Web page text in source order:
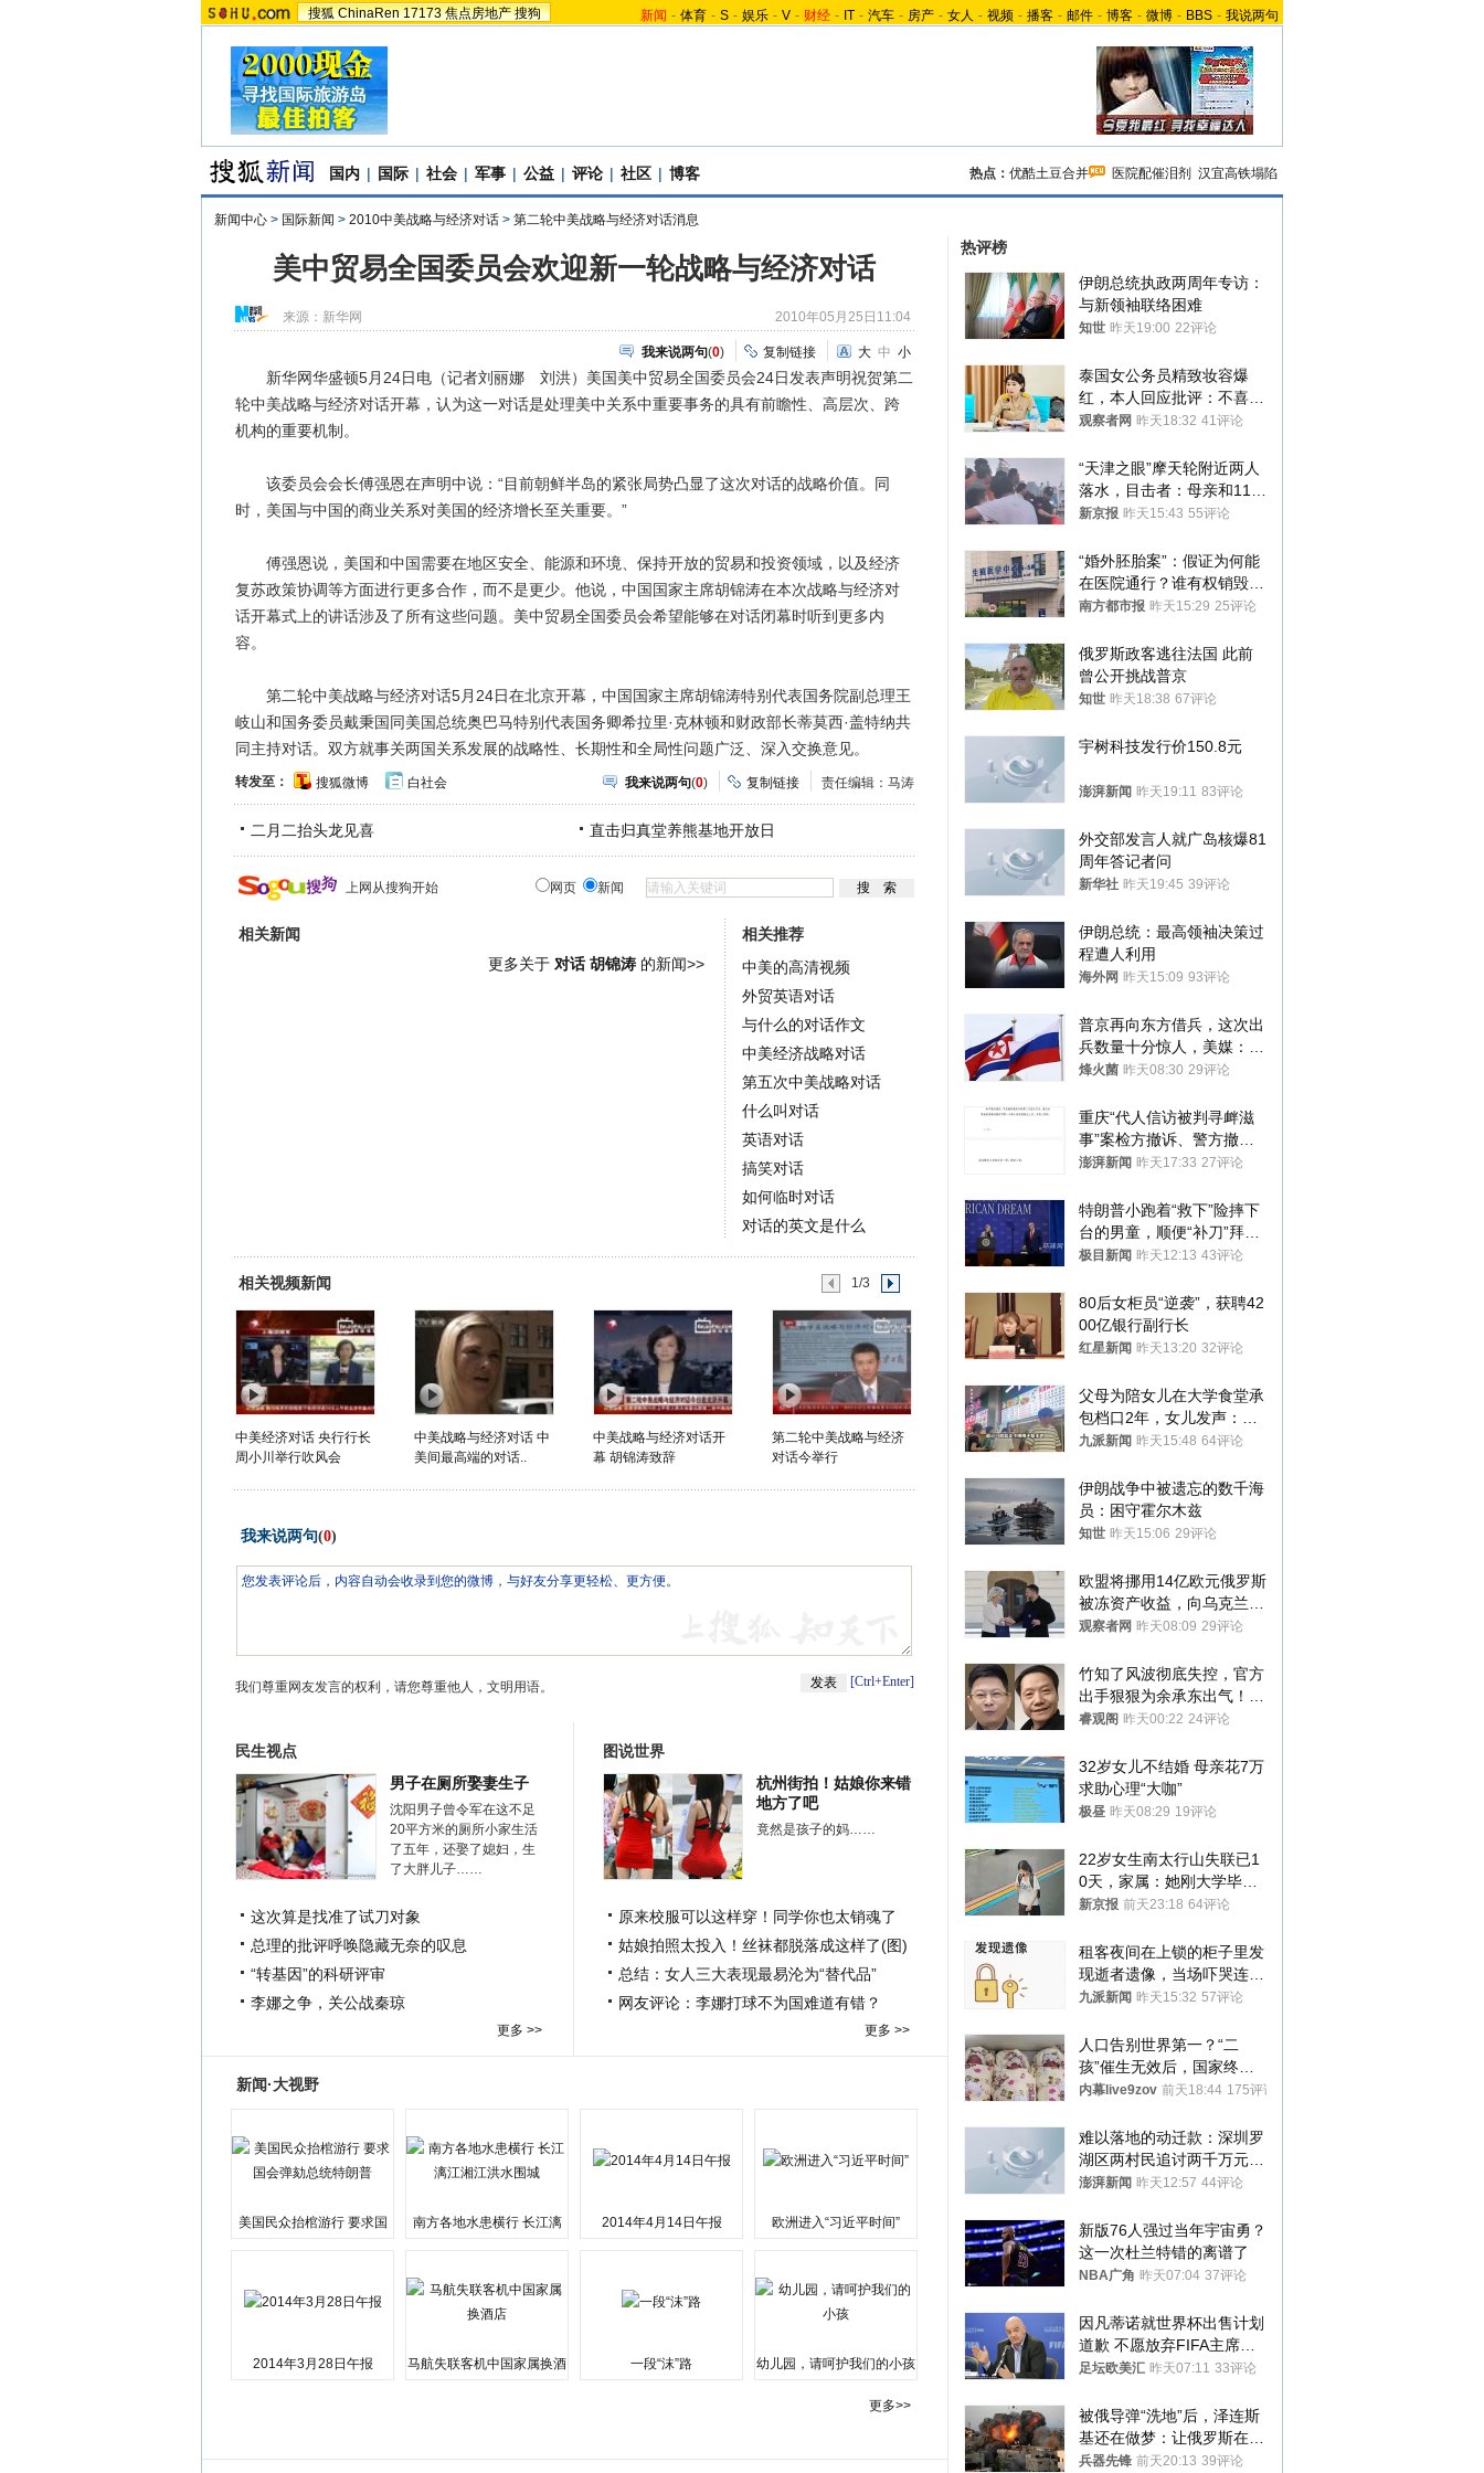
搜狐 ChinaRen 17173 焦点房地产 搜狗 新闻 - 体育 - S - 娱乐 - V - 财经 - IT - 汽车 - 房产 - 女人 - 视频 - 播客 - 邮件 - 博客 - 微博 - BBS - 我说两句
国内 | 国际 | 社会 | 军事 | 公益 | 评论 | 社区 | 博客 热点： 优酷土豆合并 医院配催泪剂 汉宜高铁塌陷
新闻中心 > 国际新闻 > 2010中美战略与经济对话 > 第二轮中美战略与经济对话消息
美中贸易全国委员会欢迎新一轮战略与经济对话
来源： 新华网 2010年05月25日11:04
我来说两句(0) 复制链接 大 中 小
新华网华盛顿5月24日电（记者刘丽娜 刘洪）美国美中贸易全国委员会24日发表声明祝贺第二
轮中美战略与经济对话开幕，认为这一对话是处理美中关系中重要事务的具有前瞻性、高层次、跨
机构的重要机制。
该委员会会长傅强恩在声明中说：“目前朝鲜半岛的紧张局势凸显了这次对话的战略价值。同
时，美国与中国的商业关系对美国的经济增长至关重要。”
傅强恩说，美国和中国需要在地区安全、能源和环境、保持开放的贸易和投资领域，以及经济
复苏政策协调等方面进行更多合作，而不是更少。他说，中国国家主席胡锦涛在本次战略与经济对
话开幕式上的讲话涉及了所有这些问题。美中贸易全国委员会希望能够在对话闭幕时听到更多内
容。
第二轮中美战略与经济对话5月24日在北京开幕，中国国家主席胡锦涛特别代表国务院副总理王
岐山和国务委员戴秉国同美国总统奥巴马特别代表国务卿希拉里·克林顿和财政部长蒂莫西·盖特纳共
同主持对话。双方就事关两国关系发展的战略性、长期性和全局性问题广泛、深入交换意见。
转发至： 搜狐微博 白社会 我来说两句(0) 复制链接 责任编辑：马涛
二月二抬头龙见喜 直击归真堂养熊基地开放日
上网从搜狗开始 网页 新闻
相关新闻
更多关于 对话 胡锦涛的新闻>>
相关推荐
中美的高清视频
外贸英语对话
与什么的对话作文
中美经济战略对话
第五次中美战略对话
什么叫对话
英语对话
搞笑对话
如何临时对话
对话的英文是什么
相关视频新闻 1/3
中美经济对话 央行行长
周小川举行吹风会
中美战略与经济对话 中
美间最高端的对话..
中美战略与经济对话开
幕 胡锦涛致辞
第二轮中美战略与经济
对话今举行
我来说两句(0)
我们尊重网友发言的权利，请您尊重他人，文明用语。 [Ctrl+Enter]
民生视点
男子在厕所娶妻生子
沈阳男子曾令军在这不足
20平方米的厕所小家生活
了五年，还娶了媳妇，生
了大胖儿子……
这次算是找准了试刀对象
总理的批评呼唤隐藏无奈的叹息
“转基因”的科研评审
李娜之争，关公战秦琼
更多 >>
图说世界
杭州街拍！姑娘你来错
地方了吧
竟然是孩子的妈……
原来校服可以这样穿！同学你也太销魂了
姑娘拍照太投入！丝袜都脱落成这样了(图)
总结：女人三大表现最易沦为“替代品”
网友评论：李娜打球不为国难道有错？
更多 >>
新闻·大视野
美国民众抬棺游行 要求国
南方各地水患横行 长江漓
2014年4月14日午报 欧洲进入“习近平时间”
2014年3月28日午报
马航失联客机中国家属换酒
一段“沫”路 幼儿园，请呵护我们的小孩
更多>>
热评榜
伊朗总统执政两周年专访：
与新领袖联络困难
知世 昨天19:00 22评论
泰国女公务员精致妆容爆
红，本人回应批评：不喜欢
就别看
观察者网 昨天18:32 41评论
“天津之眼”摩天轮附近两人
落水，目击者：母亲和11岁
儿子先后被打捞上岸
新京报 昨天15:43 55评论
“婚外胚胎案”：假证为何能
在医院通行？谁有权销毁胚
胎？
南方都市报 昨天15:29 25评论
俄罗斯政客逃往法国 此前
曾公开挑战普京
知世 昨天18:38 67评论
宇树科技发行价150.8元
澎湃新闻 昨天19:11 83评论
外交部发言人就广岛核爆81
周年答记者问
新华社 昨天19:45 39评论
伊朗总统：最高领袖决策过
程遭人利用
海外网 昨天15:09 93评论
普京再向东方借兵，这次出
兵数量十分惊人，美媒：俄
朝要动真格？
烽火菌 昨天08:30 29评论
重庆“代人信访被判寻衅滋
事”案检方撤诉、警方撤
案，两被告人获国赔
澎湃新闻 昨天17:33 27评论
特朗普小跑着“救下”险摔下
台的男童，顺便“补刀”拜
登：“我可不想他像拜登一
极目新闻 昨天12:13 43评论
80后女柜员“逆袭”，获聘42
00亿银行副行长
红星新闻 昨天13:20 32评论
父母为陪女儿在大学食堂承
包档口2年，女儿发声：初
衷是为了陪伴，毕业后将不
九派新闻 昨天15:48 64评论
伊朗战争中被遗忘的数千海
员：困守霍尔木兹
知世 昨天15:06 29评论
欧盟将挪用14亿欧元俄罗斯
被冻资产收益，向乌克兰提
供援助
观察者网 昨天08:09 29评论
竹知了风波彻底失控，官方
出手狠狠为余承东出气！雷
军果然没说错
睿观阁 昨天00:22 24评论
32岁女儿不结婚 母亲花7万
求助心理“大咖”
极昼 昨天08:29 19评论
22岁女生南太行山失联已1
0天，家属：她刚大学毕业
想到山里旅行
新京报 前天23:18 64评论
租客夜间在上锁的柜子里发
现逝者遗像，当场吓哭连夜
搬离，房东退还押金
九派新闻 昨天15:32 57评论
人口告别世界第一？“二
孩”催生无效后，国家终于
向住房出手了！
内幕live9zov 前天18:44 175评论
难以落地的动迁款：深圳罗
湖区两村民追讨两千万元动
迁款八年未果
澎湃新闻 昨天12:57 44评论
新版76人强过当年宇宙勇？
这一次杜兰特错的离谱了
NBA广角 昨天07:04 37评论
因凡蒂诺就世界杯出售计划
道歉 不愿放弃FIFA主席职
位
足坛欧美汇 昨天07:11 33评论
被俄导弹“洗地”后，泽连斯
基还在做梦：让俄罗斯在冬
季前求和？
兵器先锋 前天20:13 39评论